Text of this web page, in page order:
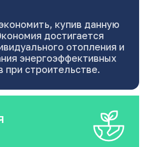
купив данную
достигается
отопления и
энергоэффективных
при строительстве.